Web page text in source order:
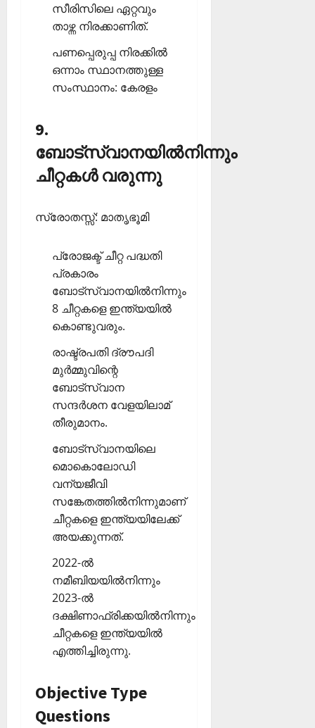
സീരിസിലെ ഏറ്റവും
താഴ്ന്ന നിരക്കാണിത്.
പണപ്പെരുപ്പ നിരക്കില്‍
ഒന്നാം സ്ഥാനത്തുള്ള
സംസ്ഥാനം: കേരളം
9.
ബോട്‌സ്വാനയില്‍നിന്നും
ചീറ്റകള്‍ വരുന്നു
സ്രോതസ്സ്: മാതൃഭൂമി
പ്രോജക്ട് ചീറ്റ പദ്ധതി
പ്രകാരം
ബോട്‌സ്വാനയില്‍നിന്നും
8 ചീറ്റകളെ ഇന്ത്യയില്‍
കൊണ്ടുവരും.
രാഷ്ട്രപതി ദ്രൗപദി
മുര്‍മ്മുവിന്റെ
ബോട്‌സ്വാന
സന്ദര്‍ശന വേളയിലാമ്
തീരുമാനം.
ബോട്‌സ്വാനയിലെ
മൊകൊലോഡി
വന്യജീവി
സങ്കേതത്തില്‍നിന്നുമാണ്
ചീറ്റകളെ ഇന്ത്യയിലേക്ക്
അയക്കുന്നത്.
2022-ല്‍
നമീബിയയില്‍നിന്നും
2023-ല്‍
ദക്ഷിണാഫ്രിക്കയില്‍നിന്നും
ചീറ്റകളെ ഇന്ത്യയില്‍
എത്തിച്ചിരുന്നു.
Objective Type
Questions